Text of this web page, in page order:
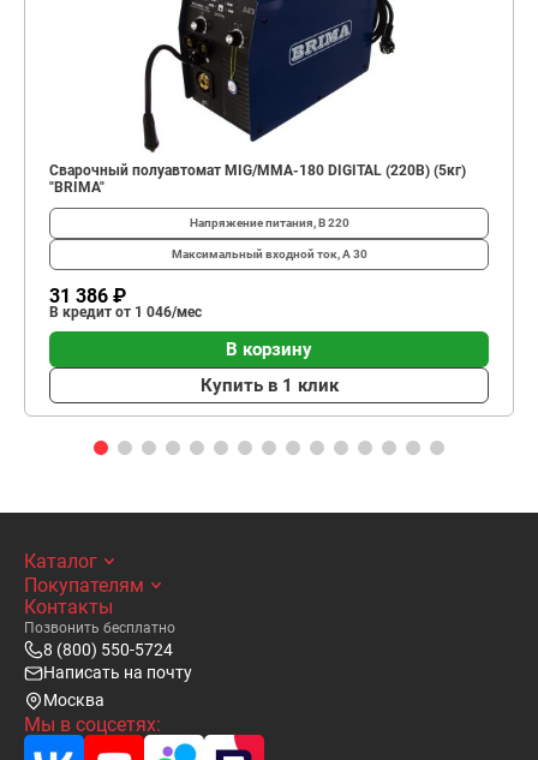
Сварочный полуавтомат MIG/MMA-180 DIGITAL (220В) (5кг)
"BRIMA"
Напряжение питания, В220
Максимальный входной ток, А 30
31 386 ₽
В кредит от 1 046/мес
В корзину
Купить в 1 клик
Каталог
Покупателям
Контакты
Позвонить бесплатно
8 (800) 550-5724
Написать на почту
Москва
Мы в соцсетях: